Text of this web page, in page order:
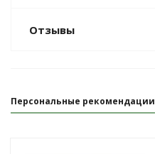
Отзывы
Персональные рекомендации